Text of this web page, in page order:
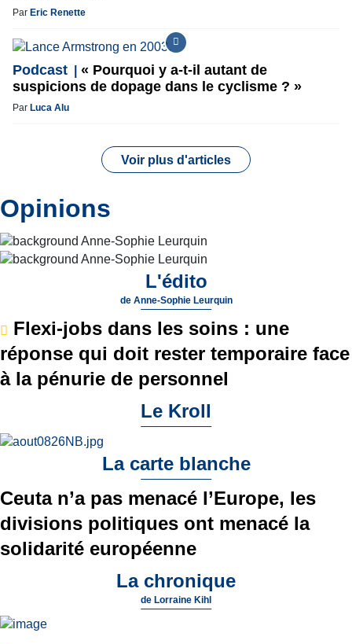
Par Eric Renette
Podcast
« Pourquoi y a-t-il autant de
suspicions de dopage dans le cyclisme ? »
Par Luca Alu
Voir plus d'articles
Opinions
L'édito
de Anne-Sophie Leurquin
Flexi-jobs dans les soins : une
réponse qui doit rester temporaire face
à la pénurie de personnel
Le Kroll
La carte blanche
Ceuta n’a pas menacé l’Europe, les
divisions politiques ont menacé la
solidarité européenne
La chronique
de Lorraine Kihl